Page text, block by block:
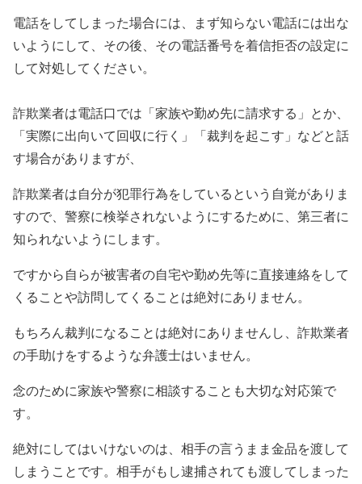
電話をしてしまった場合には、まず知らない電話には出な
いようにして、その後、その電話番号を着信拒否の設定に
して対処してください。
詐欺業者は電話口では「家族や勤め先に請求する」とか、
「実際に出向いて回収に行く」「裁判を起こす」などと話
す場合がありますが、
詐欺業者は自分が犯罪行為をしているという自覚がありま
すので、警察に検挙されないようにするために、第三者に
知られないようにします。
ですから自らが被害者の自宅や勤め先等に直接連絡をして
くることや訪問してくることは絶対にありません。
もちろん裁判になることは絶対にありませんし、詐欺業者
の手助けをするような弁護士はいません。
念のために家族や警察に相談することも大切な対応策で
す。
絶対にしてはいけないのは、相手の言うまま金品を渡して
しまうことです。相手がもし逮捕されても渡してしまった